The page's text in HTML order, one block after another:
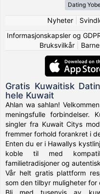
Dating
Nyheter|
Informasjonskapsler og
Bruksvilkår
Gratis Kuwaitisk
hele Kuwait
Ahlan wa sahlan!
meningsfulle forbindelser.
singler fra Kuwait Citys
fremmer forhold forankret i
Enten du er i Hawallys
koble til med
familietradisjoner og
Vår helt gratis plattform
som den tilbyr muligheter
Bli med tusenvis av